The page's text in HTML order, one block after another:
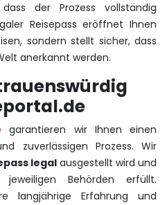
der Prozess vollständig
Reisepass eröffnet Ihnen
sondern stellt sicher, dass
anerkannt werden.
garantieren wir Ihnen einen
zuverlässigen Prozess. Wir
legalausgestellt wird und
Behörden erfüllt.
langjährige Erfahrung und